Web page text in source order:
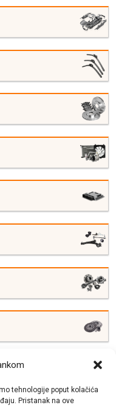
tehnologije poput kolačića
Pristanak na ove